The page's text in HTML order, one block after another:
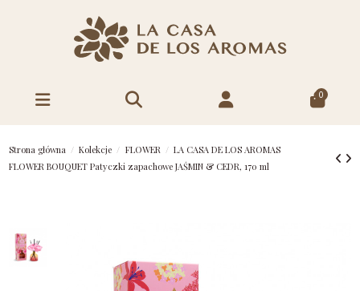
0
Strona główna Kolekcje FLOWER
LA CASA DE LOS AROMAS
FLOWER BOUQUET Patyczki zapachowe JAŚMIN & CEDR, 170 ml